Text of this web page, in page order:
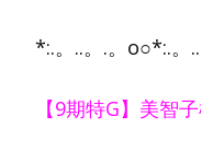
*:.。..。.。o○*:.。
【9期特G】美智